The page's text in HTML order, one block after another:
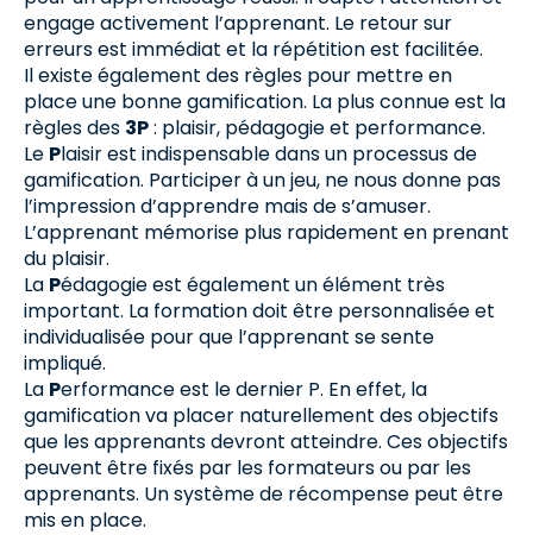
engage activement l’apprenant. Le retour sur
erreurs est immédiat et la répétition est facilitée.
Il existe également des règles pour mettre en
place une bonne gamification. La plus connue est la
règles des 3P: plaisir, pédagogie et performance.
Le Plaisir est indispensable dans un processus de
gamification. Participer à un jeu, ne nous donne pas
l’impression d’apprendre mais de s’amuser.
L’apprenant mémorise plus rapidement en prenant
du plaisir.
La Pédagogie est également un élément très
important. La formation doit être personnalisée et
individualisée pour que l’apprenant se sente
impliqué.
La Performance est le dernier P. En effet, la
gamification va placer naturellement des objectifs
que les apprenants devront atteindre. Ces objectifs
peuvent être fixés par les formateurs ou par les
apprenants. Un système de récompense peut être
mis en place.